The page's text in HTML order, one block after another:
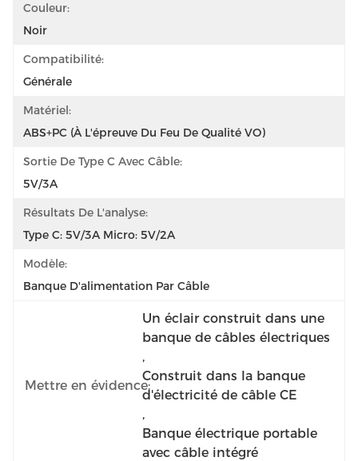
Couleur:
Noir
Compatibilité:
Générale
Matériel:
ABS+PC (à L'épreuve Du Feu De Qualité VO)
Sortie De Type C Avec Câble:
5V/3A
Résultats De L'analyse:
Type C: 5V/3A Micro: 5V/2A
Modèle:
Banque D'alimentation Par Câble
Mettre en évidence:
Un éclair construit dans une
banque de câbles électriques
,
Construit dans la banque
d'électricité de câble CE
,
Banque électrique portable
avec câble intégré